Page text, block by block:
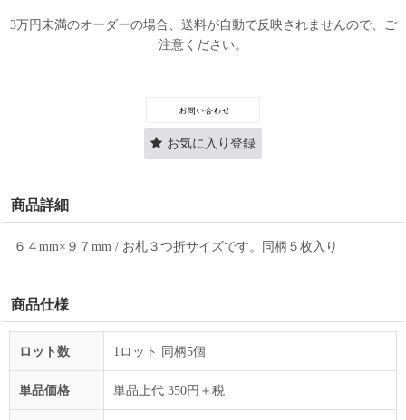
3万円未満のオーダーの場合、送料が自動で反映されませんので、ご
注意ください。
お気に入り登録
商品詳細
６４mm×９７mm / お札３つ折サイズです。同柄５枚入り
商品仕様
ロット数 1ロット 同柄5個
単品価格 単品上代 350円＋税